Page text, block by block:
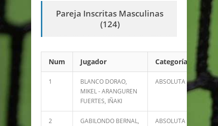
Pareja Inscritas Masculinas
(124)
Num Jugador Categoría
1
BLANCO DORAO,
MIKEL - ARANGUREN
FUERTES, IÑAKI
ABSOLUTA
2
GABILONDO BERNAL,
ABSOLUTA